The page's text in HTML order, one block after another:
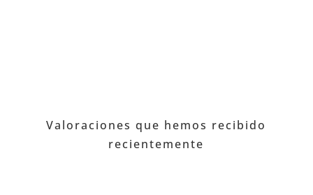
Valoraciones que hemos recibido
recientemente